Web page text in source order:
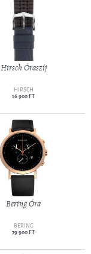
Hirsch Óraszíj
HIRSCH
16 900 FT
Bering Óra
BERING
79 900 FT